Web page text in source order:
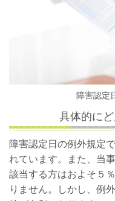
障害認定
具体的に
障害認定日の例外規定で
れています。また、当
該当する方はおよそ５
りません。しかし、例